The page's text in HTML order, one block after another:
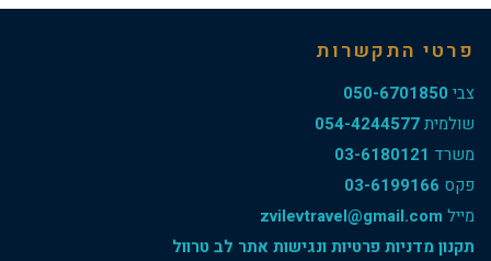
פרטי התקשרות
צבי 050-6701850
שולמית054-4244577
משרד 03-6180121
פקס 03-6199166
מייל zvilevtravel@gmail.com
תקנון מדניות פרטיות ונגישות אתר לב טרוול